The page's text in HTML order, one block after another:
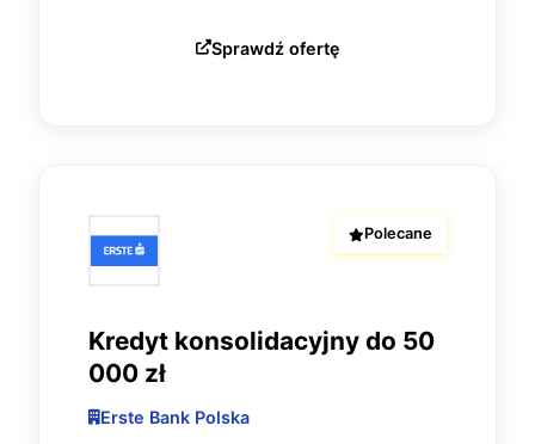
Sprawdź ofertę
Polecane
Kredyt konsolidacyjny do 50
000 zł
Erste Bank Polska